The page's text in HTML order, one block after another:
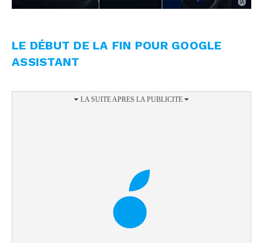
LE DÉBUT DE LA FIN POUR GOOGLE
ASSISTANT